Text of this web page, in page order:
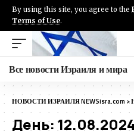
By using this site, you agree to the
Terms of Use.
Все новости Израиля и мира
НОВОСТИ ИЗРАИЛЯ NEWSisra.com >
День:12.08.2024